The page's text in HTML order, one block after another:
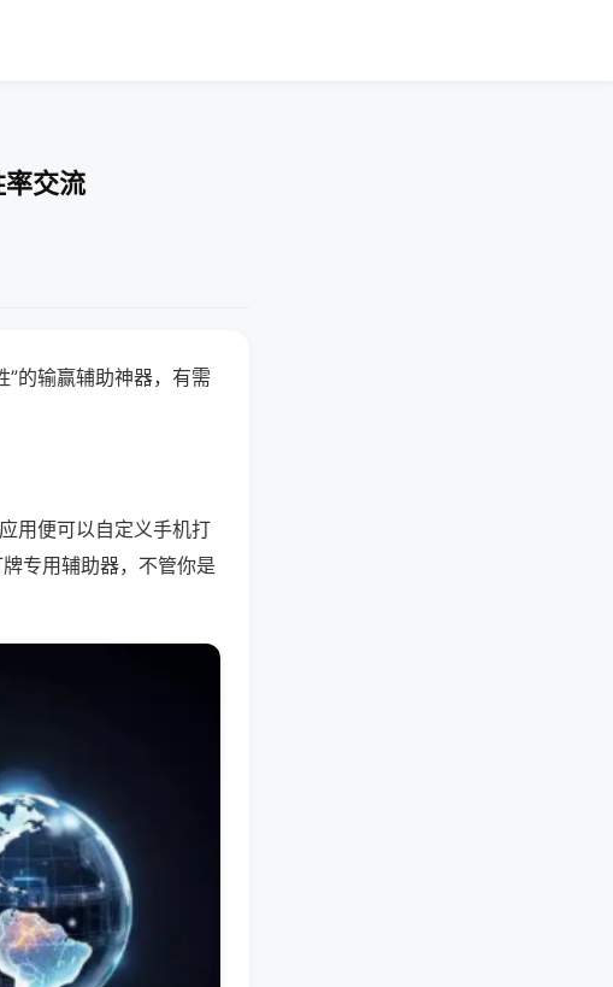
交流
的输赢辅助神器，有需
用便可以自定义手机打
专用辅助器，不管你是